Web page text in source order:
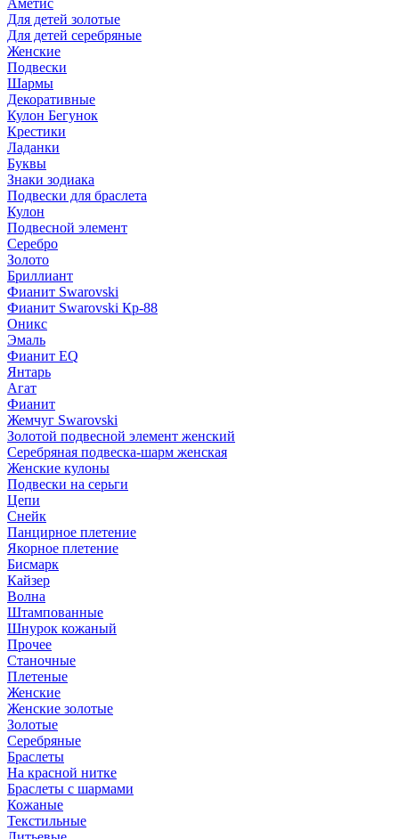
Аметис
Для детей золотые
Для детей серебряные
Женские
Подвески
Шармы
Декоративные
Кулон Бегунок
Крестики
Ладанки
Буквы
Знаки зодиака
Подвески для браслета
Кулон
Подвесной элемент
Серебро
Золото
Бриллиант
Фианит Swarovski
Фианит Swarovski Кр-88
Оникс
Эмаль
Фианит EQ
Янтарь
Агат
Фианит
Жемчуг Swarovski
Золотой подвесной элемент женcкий
Серебряная подвеска-шарм женская
Женские кулоны
Подвески на серьги
Цепи
Снейк
Панцирное плетение
Якорное плетение
Бисмарк
Кайзер
Волна
Штампованные
Шнурок кожаный
Прочее
Станочные
Плетеные
Женские
Женские золотые
Золотые
Серебряные
Браслеты
На красной нитке
Браслеты с шармами
Кожаные
Текстильные